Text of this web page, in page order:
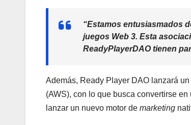
“Estamos entusiasmados
juegos Web 3. Esta
ReadyPlayerDAO tienen
Además, Ready Player DAO lanzará
(AWS), con lo que busca convertirse
lanzar un nuevo motor de marketing